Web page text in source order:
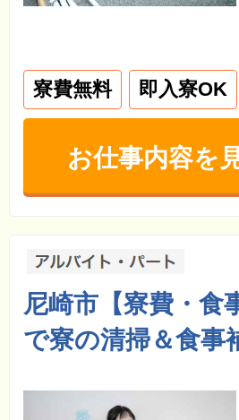
寮費無料 即入寮OK
お仕事内容を
尼崎市【寮費・
で寮の清掃＆食